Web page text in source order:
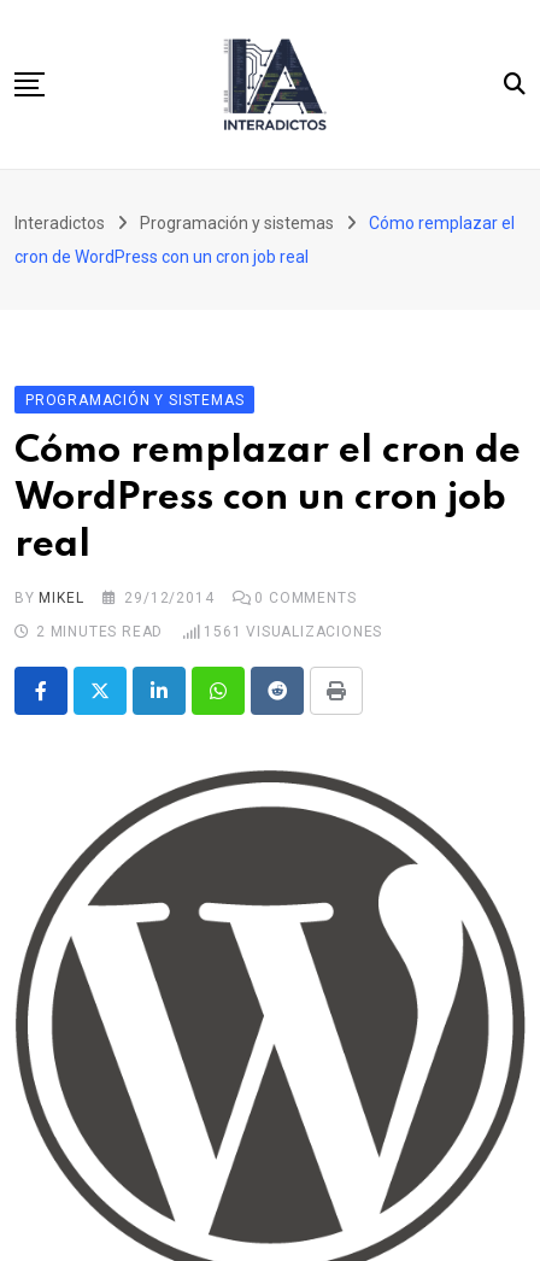
content
Integración continua
Interadictos Programación y sistemas
Cómo remplazar el
cron de WordPress con un cron job real
PROGRAMACIÓN Y SISTEMAS
Cómo remplazar el cron de
WordPress con un cron job
real
BY MIKEL 29/12/2014 0 COMMENTS
2 MINUTES READ
1561 VISUALIZACIONES
LinkedInWhatsappRedditPrint